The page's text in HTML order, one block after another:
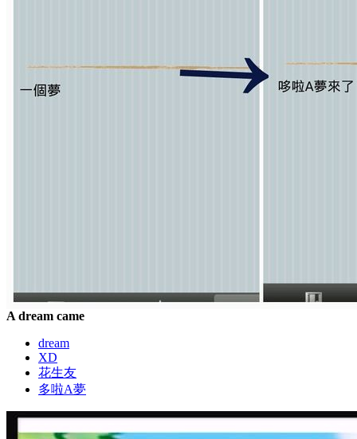
A dream came
dream
XD
花生友
多啦A夢